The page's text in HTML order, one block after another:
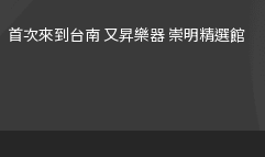
首次來到台南 又昇樂器 崇明精選館